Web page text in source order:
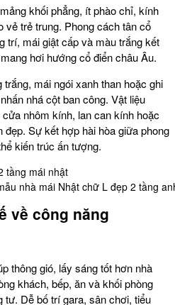
khối phẳng, ít phào chỉ, kính
vẻ trẻ trung. Phong cách tân cổ
trí, mái giật cấp và màu trắng kết
hơi hướng cổ điển châu Âu.
mái ngói xanh than hoặc ghi
nhá cột ban công. Vật liệu
nhôm kính, lan can kính hoặc
Sự kết hợp hài hòa giữa phong
kiến trúc ấn tượng.
nhà mái Nhật chữ L đẹp 2 tầng
về công năng
thông gió, lấy sáng tốt hơn nhà
khách, bếp, ăn và khối phòng
tư. Dễ bố trí gara, sân chơi, tiểu